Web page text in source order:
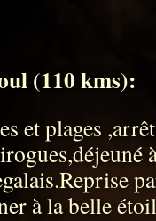
(110 kms):
et plages
à la belle